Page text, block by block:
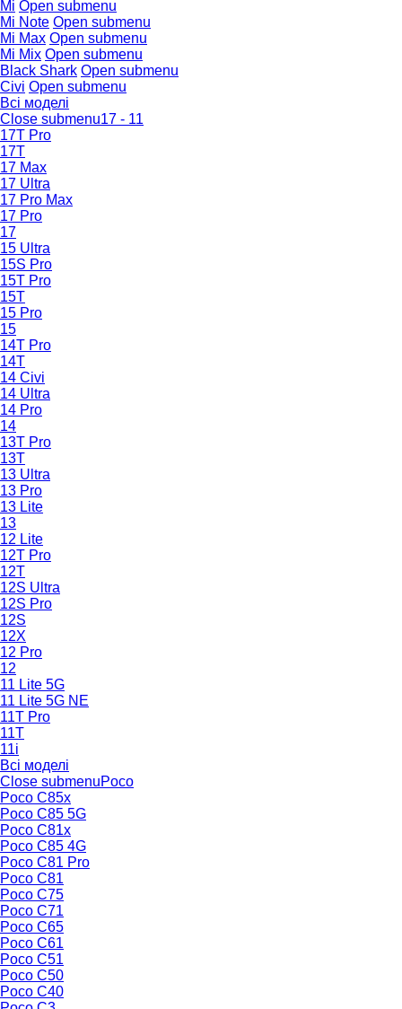
Mi Open submenu
Mi Note Open submenu
Mi Max Open submenu
Mi Mix Open submenu
Black Shark Open submenu
Civi Open submenu
Всі моделі
Close submenu17 - 11
17T Pro
17T
17 Max
17 Ultra
17 Pro Max
17 Pro
17
15 Ultra
15S Pro
15T Pro
15T
15 Pro
15
14T Pro
14T
14 Civi
14 Ultra
14 Pro
14
13T Pro
13T
13 Ultra
13 Pro
13 Lite
13
12 Lite
12T Pro
12T
12S Ultra
12S Pro
12S
12X
12 Pro
12
11 Lite 5G
11 Lite 5G NE
11T Pro
11T
11i
Всі моделі
Close submenuPoco
Poco C85x
Poco C85 5G
Poco C81x
Poco C85 4G
Poco C81 Pro
Poco C81
Poco C75
Poco C71
Poco C65
Poco C61
Poco C51
Poco C50
Poco C40